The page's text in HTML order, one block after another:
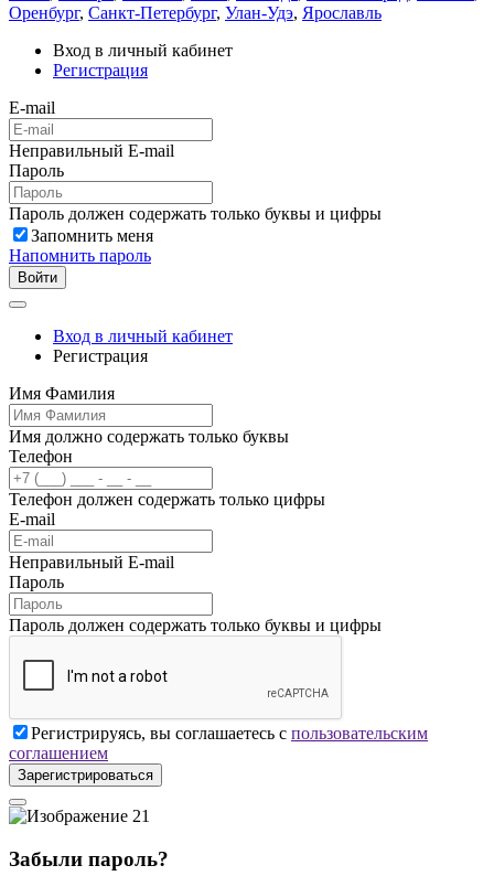
Оренбург, Санкт-Петербург, Улан-Удэ, Ярославль
Вход в личный кабинет
Регистрация
E-mail
Неправильный E-mail
Пароль
Пароль должен содержать только буквы и цифры
Запомнить меня
Напомнить пароль
Войти
Вход в личный кабинет
Регистрация
Имя Фамилия
Имя должно содержать только буквы
Телефон
Телефон должен содержать только цифры
E-mail
Неправильный E-mail
Пароль
Пароль должен содержать только буквы и цифры
Регистрируясь, вы соглашаетесь с пользовательским
соглашением
Зарегистрироваться
Забыли пароль?